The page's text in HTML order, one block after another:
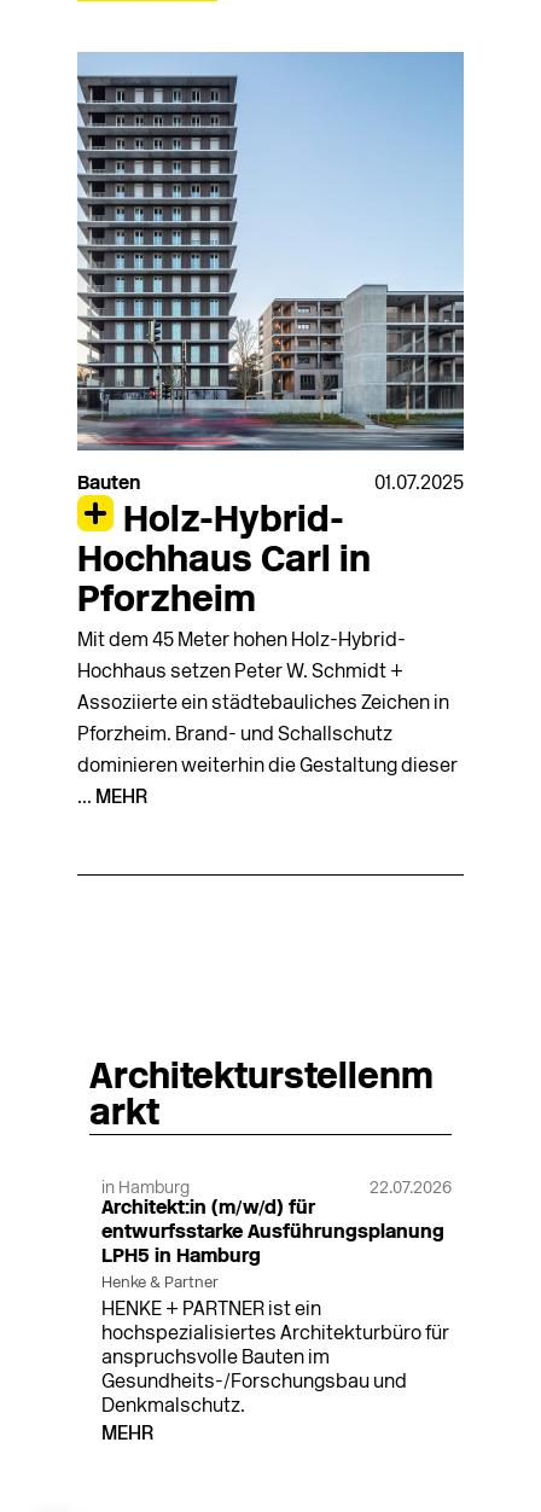
Bauten 01.07.2025
Holz-Hybrid-
Hochhaus Carl in
Pforzheim
Mit dem 45 Meter hohen Holz-Hybrid-
Hochhaus setzen Peter W. Schmidt +
Assoziierte ein städtebauliches Zeichen in
Pforzheim. Brand- und Schallschutz
dominieren weiterhin die Gestaltung dieser
... MEHR
Architekturstellenm
arkt
in Hamburg 22.07.2026
Architekt:in (m/w/d) für
entwurfsstarke Ausführungsplanung
LPH5 in Hamburg
Henke & Partner
HENKE + PARTNER ist ein
hochspezialisiertes Architekturbüro für
anspruchsvolle Bauten im
Gesundheits-/Forschungsbau und
Denkmalschutz.
MEHR